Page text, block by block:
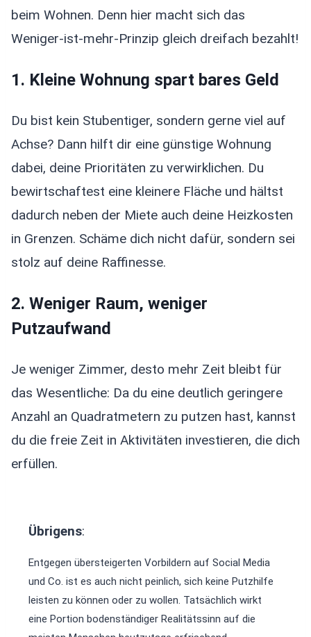
beim Wohnen. Denn hier macht sich das
Weniger-ist-mehr-Prinzip gleich dreifach bezahlt!
1. Kleine Wohnung spart bares Geld
Du bist kein Stubentiger, sondern gerne viel auf
Achse? Dann hilft dir eine günstige Wohnung
dabei, deine Prioritäten zu verwirklichen. Du
bewirtschaftest eine kleinere Fläche und hältst
dadurch neben der Miete auch deine Heizkosten
in Grenzen. Schäme dich nicht dafür, sondern sei
stolz auf deine Raffinesse.
2. Weniger Raum, weniger
Putzaufwand
Je weniger Zimmer, desto mehr Zeit bleibt für
das Wesentliche: Da du eine deutlich geringere
Anzahl an Quadratmetern zu putzen hast, kannst
du die freie Zeit in Aktivitäten investieren, die dich
erfüllen.
Übrigens:
Entgegen übersteigerten Vorbildern auf Social Media
und Co. ist es auch nicht peinlich, sich keine Putzhilfe
leisten zu können oder zu wollen. Tatsächlich wirkt
eine Portion bodenständiger Realitätssinn auf die